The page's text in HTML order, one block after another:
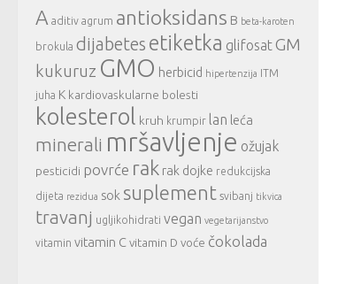
A aditiv agrum antioksidans B beta-karoten
brokula dijabetes etiketka glifosatGM
kukuruz GMO herbicid hipertenzija ITM
juha K kardiovaskularne bolesti
kolesterol kruh krumpir lan leća
minerali mršavljenje ožujak
pesticidi povrće rak rak dojke redukcijska
dijeta rezidua sok suplement svibanj tikvica
travanj ugljikohidrati vegan vegetarijanstvo
vitamin vitamin C vitamin D voće čokolada